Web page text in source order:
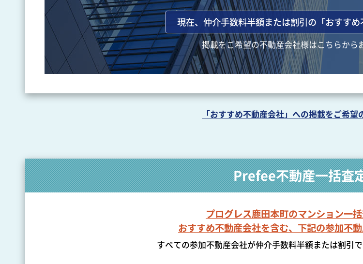
現在、仲介手数料半額または割引の 「おすす
掲載をご希望の不動産会社様はこちらから
「おすすめ不動産会社」への掲載をご希望
Prefee不動産一括査
プログレス鹿田本町のマンション一
おすすめ不動産会社を含む、下記の参加不
すべての参加不動産会社が仲介手数料半額または割引